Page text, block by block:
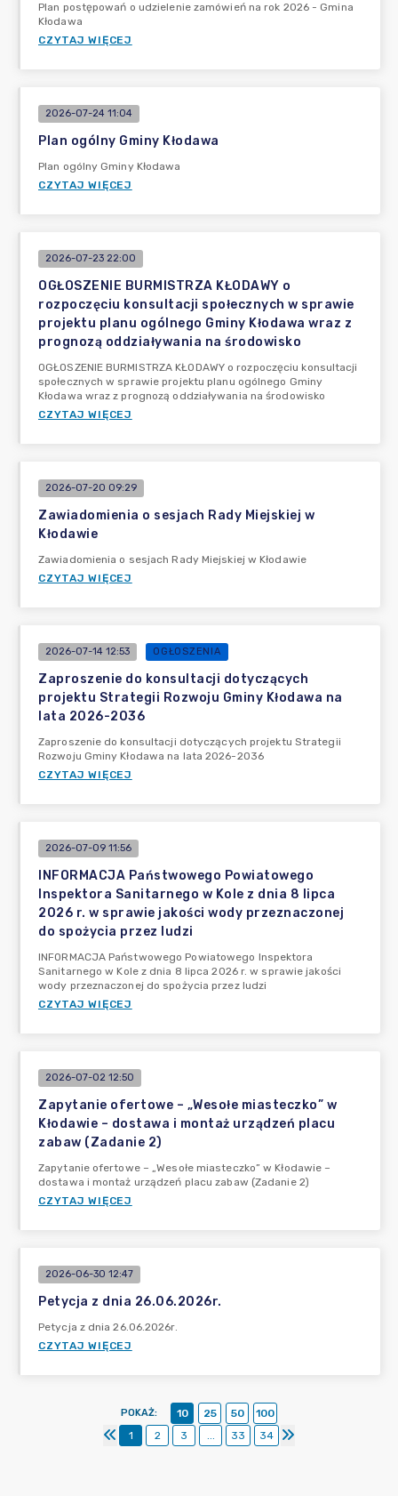
Plan postępowań o udzielenie zamówień na rok 2026 - Gmina
Kłodawa
CZYTAJ WIĘCEJ
2026-07-24 11:04
Plan ogólny Gminy Kłodawa
Plan ogólny Gminy Kłodawa
CZYTAJ WIĘCEJ
2026-07-23 22:00
OGŁOSZENIE BURMISTRZA KŁODAWY o
rozpoczęciu konsultacji społecznych w sprawie
projektu planu ogólnego Gminy Kłodawa wraz z
prognozą oddziaływania na środowisko
OGŁOSZENIE BURMISTRZA KŁODAWY o rozpoczęciu konsultacji
społecznych w sprawie projektu planu ogólnego Gminy
Kłodawa wraz z prognozą oddziaływania na środowisko
CZYTAJ WIĘCEJ
2026-07-20 09:29
Zawiadomienia o sesjach Rady Miejskiej w
Kłodawie
Zawiadomienia o sesjach Rady Miejskiej w Kłodawie
CZYTAJ WIĘCEJ
2026-07-14 12:53 OGŁOSZENIA
Zaproszenie do konsultacji dotyczących
projektu Strategii Rozwoju Gminy Kłodawa na
lata 2026-2036
Zaproszenie do konsultacji dotyczących projektu Strategii
Rozwoju Gminy Kłodawa na lata 2026-2036
CZYTAJ WIĘCEJ
2026-07-09 11:56
INFORMACJA Państwowego Powiatowego
Inspektora Sanitarnego w Kole z dnia 8 lipca
2026 r. w sprawie jakości wody przeznaczonej
do spożycia przez ludzi
INFORMACJA Państwowego Powiatowego Inspektora
Sanitarnego w Kole z dnia 8 lipca 2026 r. w sprawie jakości
wody przeznaczonej do spożycia przez ludzi
CZYTAJ WIĘCEJ
2026-07-02 12:50
Zapytanie ofertowe – „Wesołe miasteczko” w
Kłodawie – dostawa i montaż urządzeń placu
zabaw (Zadanie 2)
Zapytanie ofertowe – „Wesołe miasteczko” w Kłodawie –
dostawa i montaż urządzeń placu zabaw (Zadanie 2)
CZYTAJ WIĘCEJ
2026-06-30 12:47
Petycja z dnia 26.06.2026r.
Petycja z dnia 26.06.2026r.
CZYTAJ WIĘCEJ
POKAŻ: 10 25 50
100
1
2 3 ... 33 34